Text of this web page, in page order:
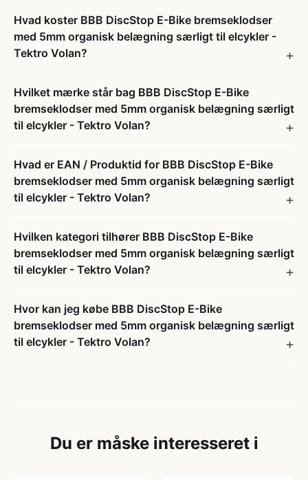
Hvad koster BBB DiscStop E-Bike bremseklodser
med 5mm organisk belægning særligt til elcykler -
Tektro Volan?
Hvilket mærke står bag BBB DiscStop E-Bike
bremseklodser med 5mm organisk belægning særligt
til elcykler - Tektro Volan?
Hvad er EAN / Produktid for BBB DiscStop E-Bike
bremseklodser med 5mm organisk belægning særligt
til elcykler - Tektro Volan?
Hvilken kategori tilhører BBB DiscStop E-Bike
bremseklodser med 5mm organisk belægning særligt
til elcykler - Tektro Volan?
Hvor kan jeg købe BBB DiscStop E-Bike
bremseklodser med 5mm organisk belægning særligt
til elcykler - Tektro Volan?
Du er måske interesseret i